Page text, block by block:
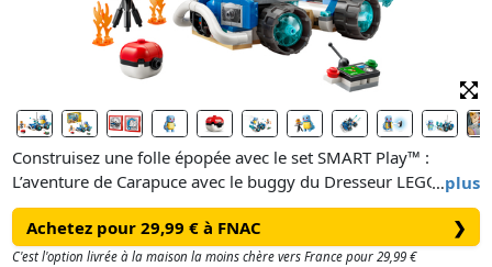
…plus
Construisez une folle épopée avec le set SMART Play™ :
L’aventure de Carapuce avec le buggy du Dresseur LEGO®
Pokémon™ (72156) pour garçons et filles dès 7 ans. Créez un
buggy à châssis articulé ultra-maniable, puis emmenez
Carapuce en balade, sesbras et sa queue battant au vent.
Achetez pour 29,99 € à FNAC ❯
C'est l'option livrée à la maison la moins chère vers France pour 29,99 €